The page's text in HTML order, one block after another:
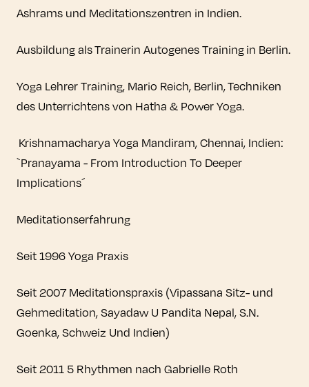
Ashrams und Meditationszentren in Indien.
Ausbildung als Trainerin Autogenes Training in Berlin.
Yoga Lehrer Training, Mario Reich, Berlin, Techniken
des Unterrichtens von Hatha & Power Yoga.
Krishnamacharya Yoga Mandiram, Chennai, Indien:
`Pranayama - From Introduction To Deeper
Implications´
Meditationserfahrung
Seit 1996 Yoga Praxis
Seit 2007 Meditationspraxis (Vipassana Sitz- und
Gehmeditation, Sayadaw U Pandita Nepal, S.N.
Goenka, Schweiz Und Indien)
Seit 2011 5 Rhythmen nach Gabrielle Roth